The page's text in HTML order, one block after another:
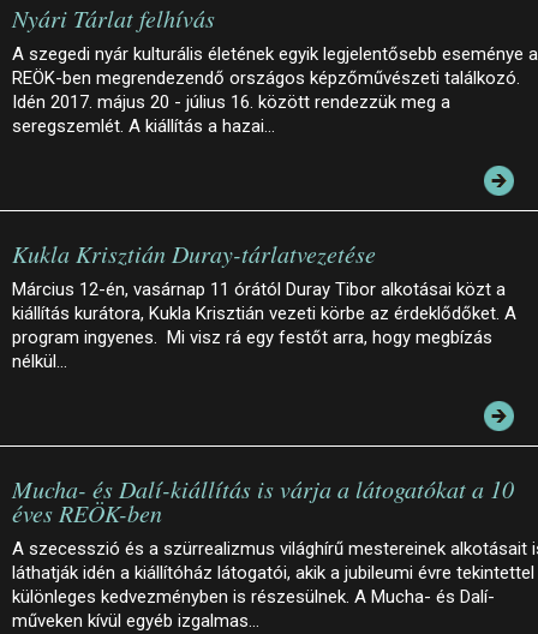
Nyári Tárlat felhívás
A szegedi nyár kulturális életének egyik legjelentősebb eseménye a
REÖK-ben megrendezendő országos képzőművészeti találkozó.
Idén 2017. május 20 - július 16. között rendezzük meg a
seregszemlét. A kiállítás a hazai…
Kukla Krisztián Duray-tárlatvezetése
Március 12-én, vasárnap 11 órától Duray Tibor alkotásai közt a
kiállítás kurátora, Kukla Krisztián vezeti körbe az érdeklődőket. A
program ingyenes. Mi visz rá egy festőt arra, hogy megbízás
nélkül…
Mucha- és Dalí-kiállítás is várja a látogatókat a 10
éves REÖK-ben
A szecesszió és a szürrealizmus világhírű mestereinek alkotásait
láthatják idén a kiállítóház látogatói, akik a jubileumi évre tekintettel
különleges kedvezményben is részesülnek. A Mucha- és Dalí-
műveken kívül egyéb izgalmas…